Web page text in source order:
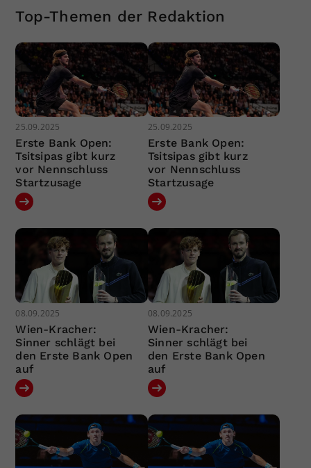
Top-Themen der Redaktion
25.09.2025
Erste Bank Open:
Tsitsipas gibt kurz
vor Nennschluss
Startzusage
25.09.2025
Erste Bank Open:
Tsitsipas gibt kurz
vor Nennschluss
Startzusage
08.09.2025
Wien-Kracher:
Sinner schlägt bei
den Erste Bank Open
auf
08.09.2025
Wien-Kracher:
Sinner schlägt bei
den Erste Bank Open
auf